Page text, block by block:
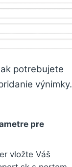
potrebujete
výnimky.
pre
vložte Váš